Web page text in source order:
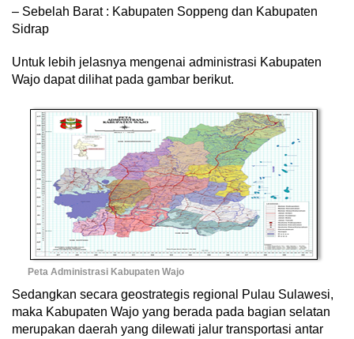
– Sebelah Barat : Kabupaten Soppeng dan Kabupaten
Sidrap
Untuk lebih jelasnya mengenai administrasi Kabupaten
Wajo dapat dilihat pada gambar berikut.
Peta Administrasi Kabupaten Wajo
Sedangkan secara geostrategis regional Pulau Sulawesi,
maka Kabupaten Wajo yang berada pada bagian selatan
merupakan daerah yang dilewati jalur transportasi antar